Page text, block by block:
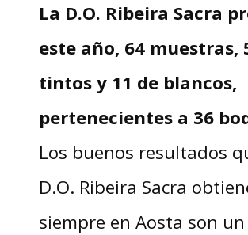
La D.O. Ribeira Sacra
este año, 64 muestras,
tintos y 11 de blancos,
pertenecientes a 36
Los buenos resultados
D.O. Ribeira Sacra
siempre en Aosta son un